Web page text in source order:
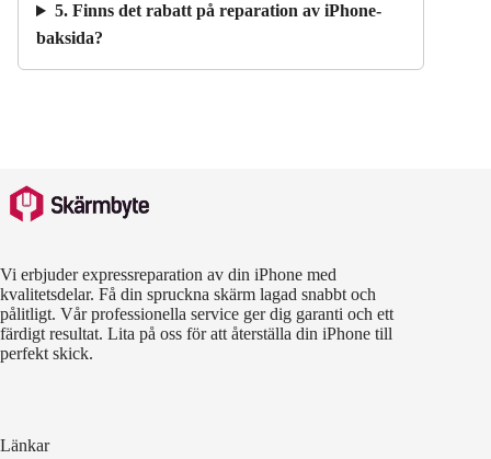
5. Finns det rabatt på reparation av iPhone-
baksida?
Vi erbjuder expressreparation av din iPhone med
kvalitetsdelar. Få din spruckna skärm lagad snabbt och
pålitligt. Vår professionella service ger dig garanti och ett
färdigt resultat. Lita på oss för att återställa din iPhone till
perfekt skick.
Länkar